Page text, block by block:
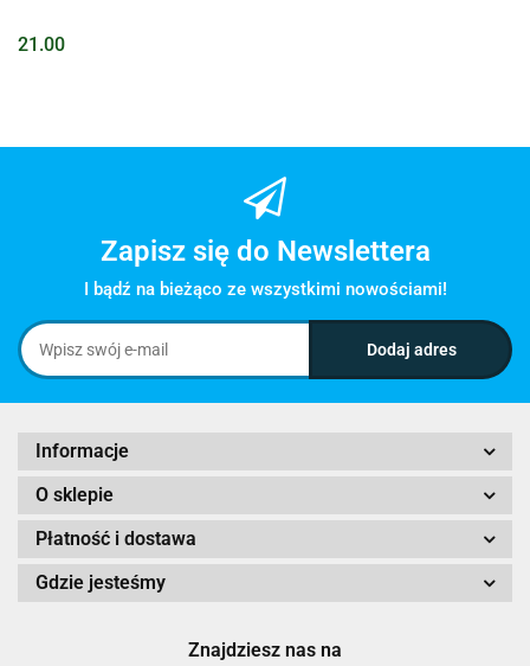
21.00
Zapisz się do Newslettera
I bądź na bieżąco ze wszystkimi nowościami!
Informacje
O sklepie
Płatność i dostawa
Gdzie jesteśmy
Znajdziesz nas na